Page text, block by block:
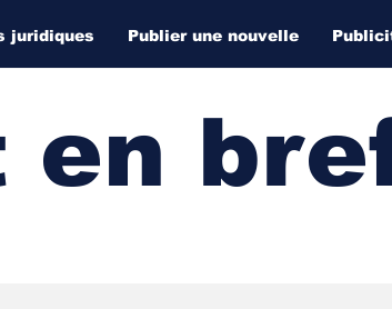
juridiques Publier une nouvelle
en